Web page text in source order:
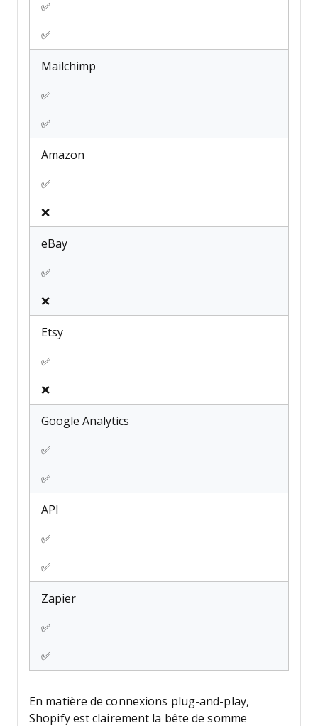
✅
✅
Mailchimp
✅
✅
Amazon
✅
❌
eBay
✅
❌
Etsy
✅
❌
Google Analytics
✅
✅
API
✅
✅
Zapier
✅
✅
En matière de connexions plug-and-play,
Shopify est clairement la bête de somme